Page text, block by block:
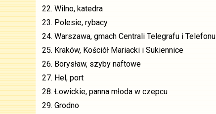
22. Wilno, katedra
23. Polesie, rybacy
24. Warszawa, gmach Centrali Telegrafu i Telefonu
25. Kraków, Kościół Mariacki i Sukiennice
26. Borysław, szyby naftowe
27. Hel, port
28. Łowickie, panna młoda w czepcu
29. Grodno